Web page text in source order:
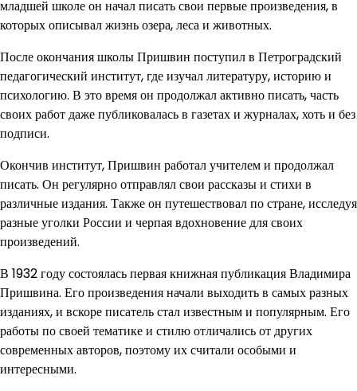
младшей школе он начал писать свои первые произведения, в
которых описывал жизнь озера, леса и животных.
После окончания школы Пришвин поступил в Петроградский
педагогический институт, где изучал литературу, историю и
психологию. В это время он продолжал активно писать, часть
своих работ даже публиковалась в газетах и журналах, хоть и без
подписи.
Окончив институт, Пришвин работал учителем и продолжал
писать. Он регулярно отправлял свои рассказы и стихи в
различные издания. Также он путешествовал по стране, исследуя
разные уголки России и черпая вдохновение для своих
произведений.
В 1932 году состоялась первая книжная публикация Владимира
Пришвина. Его произведения начали выходить в самых разных
изданиях, и вскоре писатель стал известным и популярным. Его
работы по своей тематике и стилю отличались от других
современных авторов, поэтому их считали особыми и
интересными.